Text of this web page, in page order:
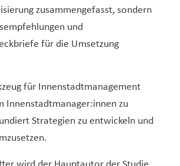
zusammengefasst, sondern
und
für die Umsetzung
für Innenstadtmanagement
Innenstadtmanager:innen zu
Strategien zu entwickeln und